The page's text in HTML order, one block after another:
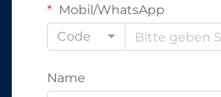
Mobil/WhatsApp
Code
Name